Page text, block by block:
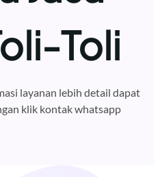
Toli
layanan lebih detail dapat
klik kontak whatsapp